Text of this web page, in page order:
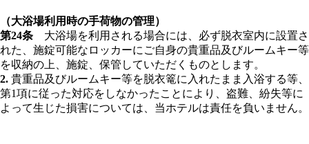
（大浴場利用時の手荷物の管理）
第24条 大浴場を利用される場合には、必ず脱衣室内に設置さ
れた、施錠可能なロッカーにご自身の貴重品及びルームキー等
を収納の上、施錠、保管していただくものとします。
2. 貴重品及びルームキー等を脱衣篭に入れたまま入浴する等、
第1項に従った対応をしなかったことにより、盗難、紛失等に
よって生じた損害については、当ホテルは責任を負いません。